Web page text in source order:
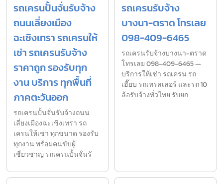
รถเครนปั้นจั่นรับจ้าง
ถนนเลี่ยงเมือง
ฉะเชิงเทรา รถเครนให้
เช่า รถเครนรับจ้าง
ราคาถูก รองรับทุก
งาน บริการ ทุกพื้นที่
ภาคตะวันออก
รถเครนปั้นจั่นรับจ้างถนน
เลี่ยงเมืองฉะเชิงเทรา รถ
เครนให้เช่า ทุกขนาด รองรับ
ทุกงาน พร้อมคนขับผู้
เชี่ยวชาญ รถเครนปั้นจั่นรั
รถเครนรับจ้าง
บางนา-ตราด โทรเลย
098-409-6465
รถเครนรับจ้างบางนา-ตราด
โทรเลย 098-409-6465 —
บริการให้เช่า รถเครน รถ
เฮี๊ยบ รถเทรลเลอร์ และรถ 10
ล้อรับจ้างทั่วไทย รับยก